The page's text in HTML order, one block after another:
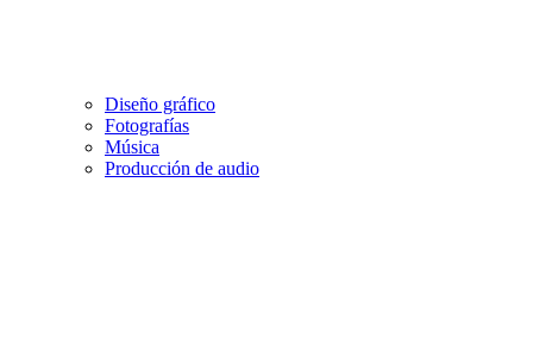
Diseño gráfico
Fotografías
Música
Producción de audio